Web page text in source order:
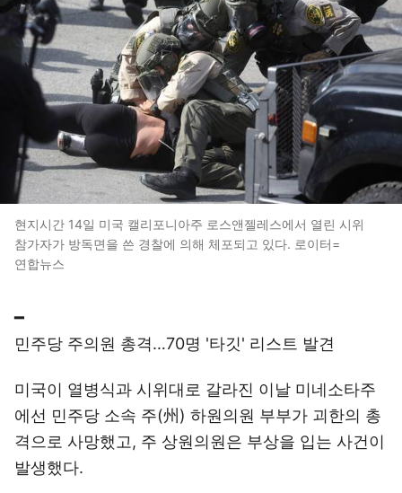
현지시간 14일 미국 캘리포니아주 로스앤젤레스에서 열린 시위
참가자가 방독면을 쓴 경찰에 의해 체포되고 있다. 로이터=
연합뉴스
━
민주당 주의원 총격…70명 '타깃' 리스트 발견
미국이 열병식과 시위대로 갈라진 이날 미네소타주
에선 민주당 소속 주(州) 하원의원 부부가 괴한의 총
격으로 사망했고, 주 상원의원은 부상을 입는 사건이
발생했다.